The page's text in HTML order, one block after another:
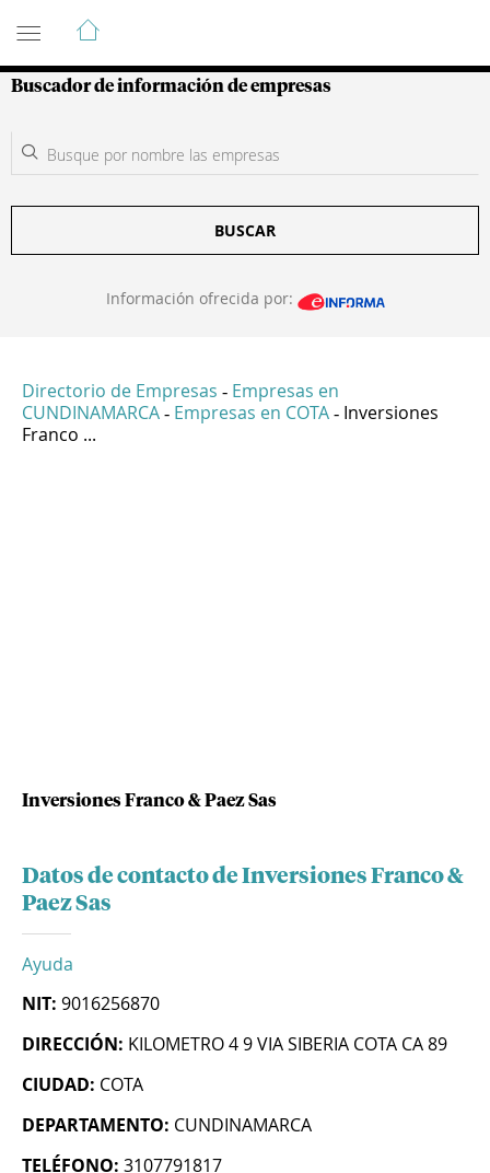
Guía de Empresas Colombianas
Buscador de información de empresas
BUSCAR
Información ofrecida por:
Directorio de Empresas - Empresas en
CUNDINAMARCA - Empresas en COTA - Inversiones
Franco ...
Inversiones Franco & Paez Sas
Datos de contacto de Inversiones Franco &
Paez Sas
Ayuda
NIT: 9016256870
DIRECCIÓN: KILOMETRO 4 9 VIA SIBERIA COTA CA 89
CIUDAD: COTA
DEPARTAMENTO: CUNDINAMARCA
TELÉFONO: 3107791817